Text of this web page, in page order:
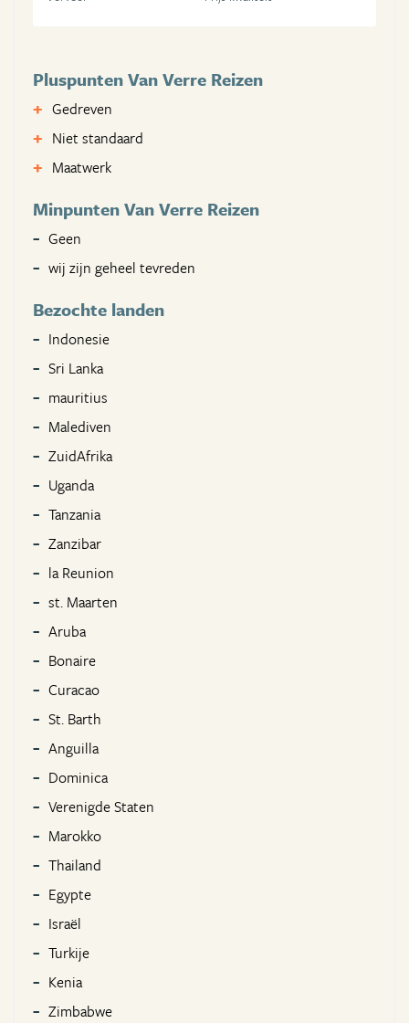
Pluspunten Van Verre Reizen
Gedreven
Niet standaard
Maatwerk
Minpunten Van Verre Reizen
Geen
wij zijn geheel tevreden
Bezochte landen
Indonesie
Sri Lanka
mauritius
Malediven
ZuidAfrika
Uganda
Tanzania
Zanzibar
la Reunion
st. Maarten
Aruba
Bonaire
Curacao
St. Barth
Anguilla
Dominica
Verenigde Staten
Marokko
Thailand
Egypte
Israël
Turkije
Kenia
Zimbabwe